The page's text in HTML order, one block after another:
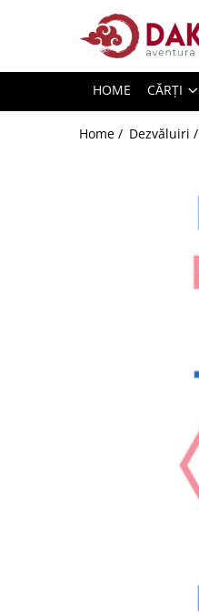
Editura Daksha
Seria Radu Cinamar
HOME CĂRȚI
Home / Dezvăluiri /